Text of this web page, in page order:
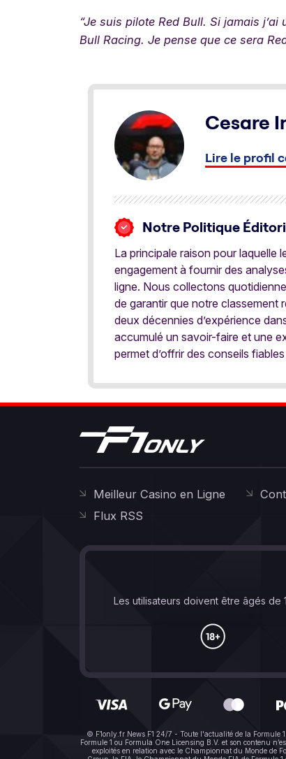
“Je suis pilote Red Bull. Si jamais
Bull Racing. Je pense que ce sera
Cesare
Lire le profil
Notre Politique
La principale raison pour
engagement à fournir des
ligne. Nous collectons
de garantir que notre classement
deux décennies d’expérience
accumulé un savoir-faire et une
permet d’offrir des conseils
Meilleur Casino en Ligne
Flux RSS
Les utilisateurs doivent être âgés
© F1only.fr News F1 24/7 - Toute l'actualité de la Formule
Formule 1 ou Formula One Licensing B.V. et son contenu
exploités en relation avec le Championnat du Monde de